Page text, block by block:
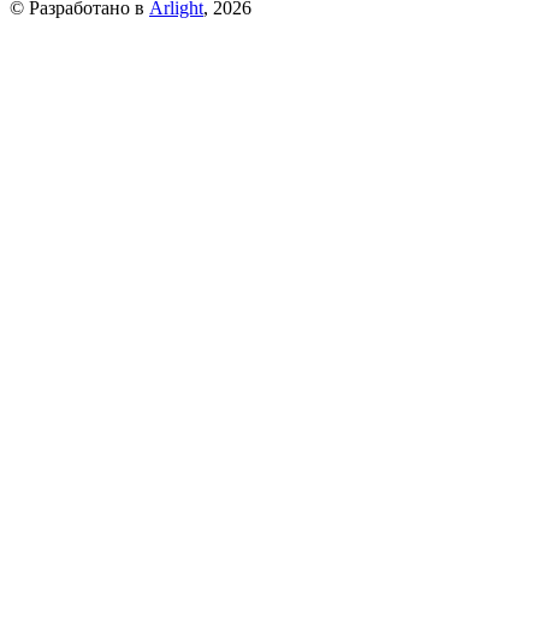
© Разработано в Arlight, 2026